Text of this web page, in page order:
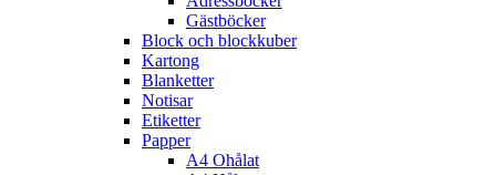
Gästböcker
Block och blockkuber
Kartong
Blanketter
Notisar
Etiketter
Papper
A4 Ohålat